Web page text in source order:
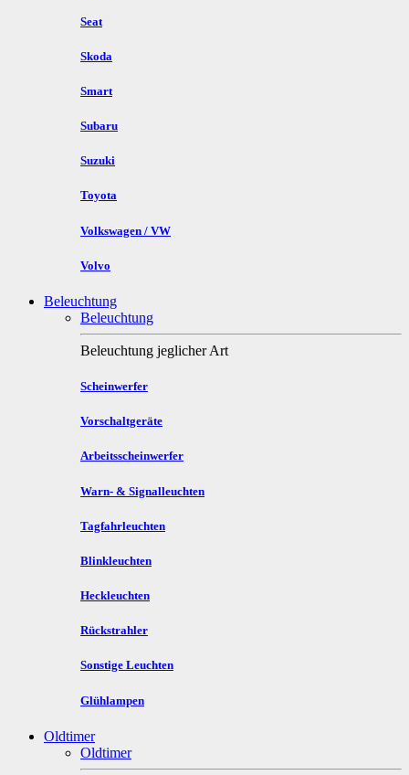
Seat
Skoda
Smart
Subaru
Suzuki
Toyota
Volkswagen / VW
Volvo
Beleuchtung
Beleuchtung
Beleuchtung jeglicher Art
Scheinwerfer
Vorschaltgeräte
Arbeitsscheinwerfer
Warn- & Signalleuchten
Tagfahrleuchten
Blinkleuchten
Heckleuchten
Rückstrahler
Sonstige Leuchten
Glühlampen
Oldtimer
Oldtimer